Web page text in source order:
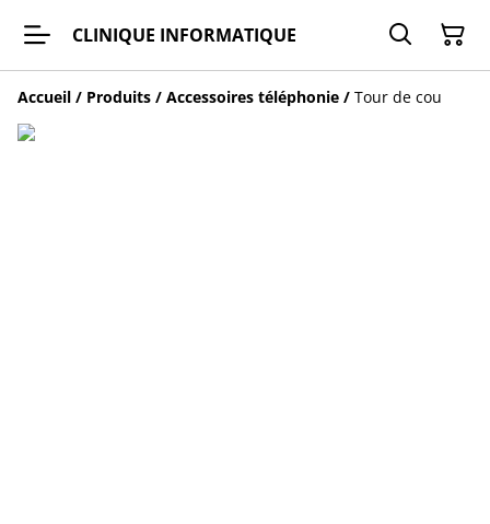
CLINIQUE INFORMATIQUE
Accueil / Produits / Accessoires téléphonie / Tour de cou